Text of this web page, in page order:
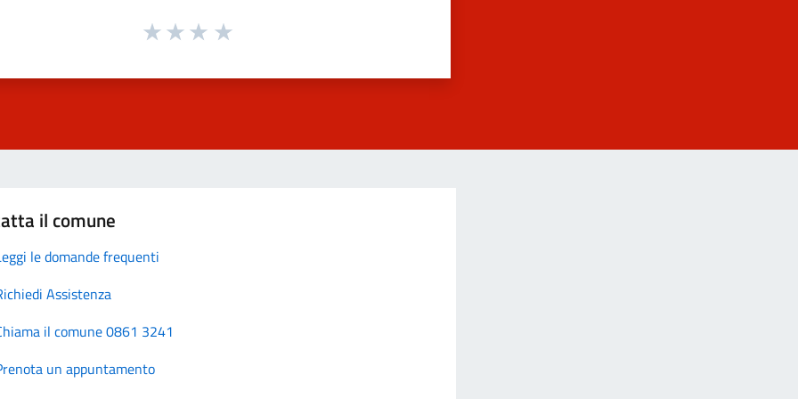
il comune
le domande frequenti
Assistenza
il comune 0861 3241
un appuntamento